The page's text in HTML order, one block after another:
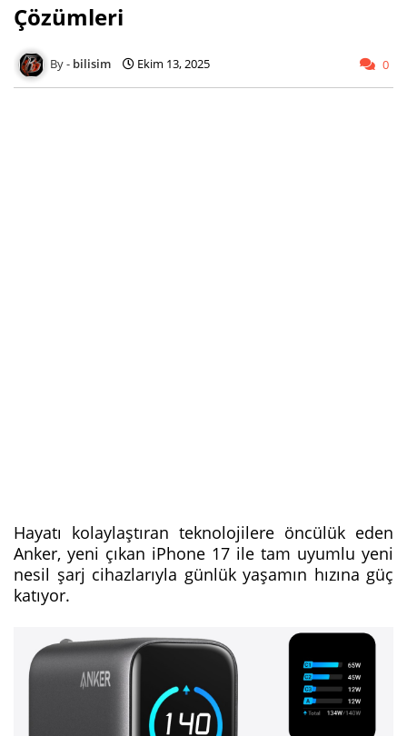
Çözümleri
bilisim Ekim 13, 2025 0
Hayatı kolaylaştıran teknolojilere öncülük eden
Anker, yeni çıkan iPhone 17 ile tam uyumlu yeni
nesil şarj cihazlarıyla günlük yaşamın hızına güç
katıyor.